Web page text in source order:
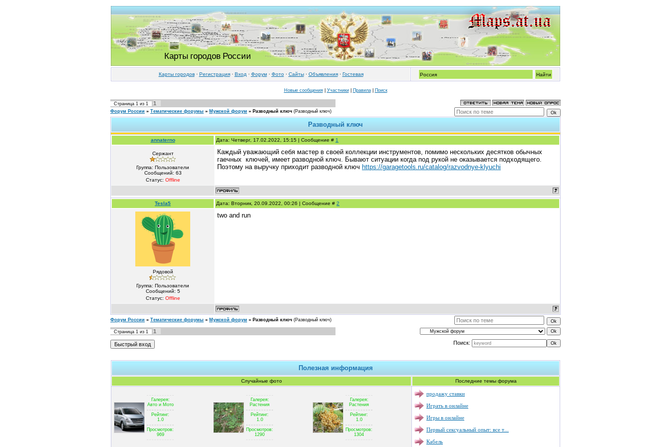
Карты городов России
Карты городов· Регистрация· Вход · Форум· Фото· Cайты· Объявления· Гостевая
Новые сообщения| Участники| Правила| Поиск
Страница 1 из 1 1
Форум России » Тематические форумы » Мужской форум » Разводный ключ (Разводный ключ)
Разводный ключ
annaterno Дата: Четверг, 17.02.2022, 15:15 | Сообщение # 1
Сержант
Группа: Пользователи
Сообщений: 63
Статус: Offline
Каждый уважающий себя мастер в своей коллекции инструментов, помимо нескольких десятков обычных
гаечных ключей, имеет разводной ключ. Бывают ситуации когда под рукой не оказывается подходящего.
Поэтому на выручку приходит разводной ключ https://garagetools.ru/catalog/razvodnye-klyuchi
Tesla5 Дата: Вторник, 20.09.2022, 00:26 | Сообщение # 2
Рядовой
Группа: Пользователи
Сообщений: 5
Статус: Offline
two and run
Форум России » Тематические форумы » Мужской форум » Разводный ключ (Разводный ключ)
Страница 1 из 1
1
Поиск:
Полезная информация
Случайные фото Последние темы форума
Галерея:
Авто и Мото
Рейтинг:
1.0
Просмотров:
969
Галерея:
Растения
Рейтинг:
1.0
Просмотров:
1290
Галерея:
Растения
Рейтинг:
1.0
Просмотров:
1304
продажу ставки
Играть в онлайне
Игры в онлайне
Первый сексуальный опыт: все т...
Кабель